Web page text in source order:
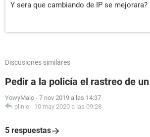
Y sera que cambiando de IP se mejorara?
Discusiones similares
Pedir a la policía el rastreo de
YowyMalo - 7 nov 2019 a las 14:37
plinio - 10 may 2020 a las 09:28
5 respuestas